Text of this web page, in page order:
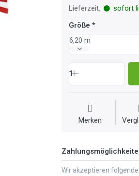
Lieferzeit:
sofort
Größe
6,20 m
1
Merken
Wir akzeptieren